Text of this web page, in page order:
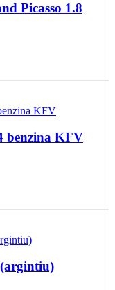
Picasso 1.8
benzina KFV